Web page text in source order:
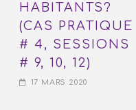
HABITANTS?
(CAS PRATIQUE
# 4, SESSIONS
# 9, 10, 12)
17 MARS 2020